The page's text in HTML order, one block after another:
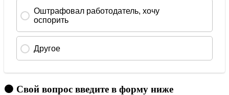
🟠 Свой вопрос введите в форму ниже